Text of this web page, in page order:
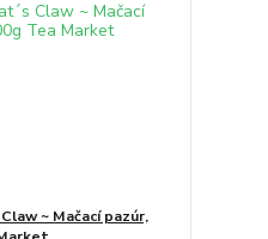
~ Mačací pazúr,